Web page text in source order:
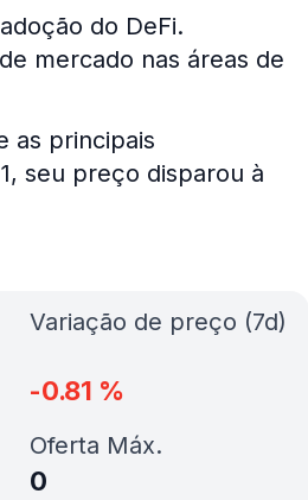
do DeFi.
mercado nas áreas de
as principais
seu preço disparou à
Variação de preço (7d)
-0.81 %
Oferta Máx.
0